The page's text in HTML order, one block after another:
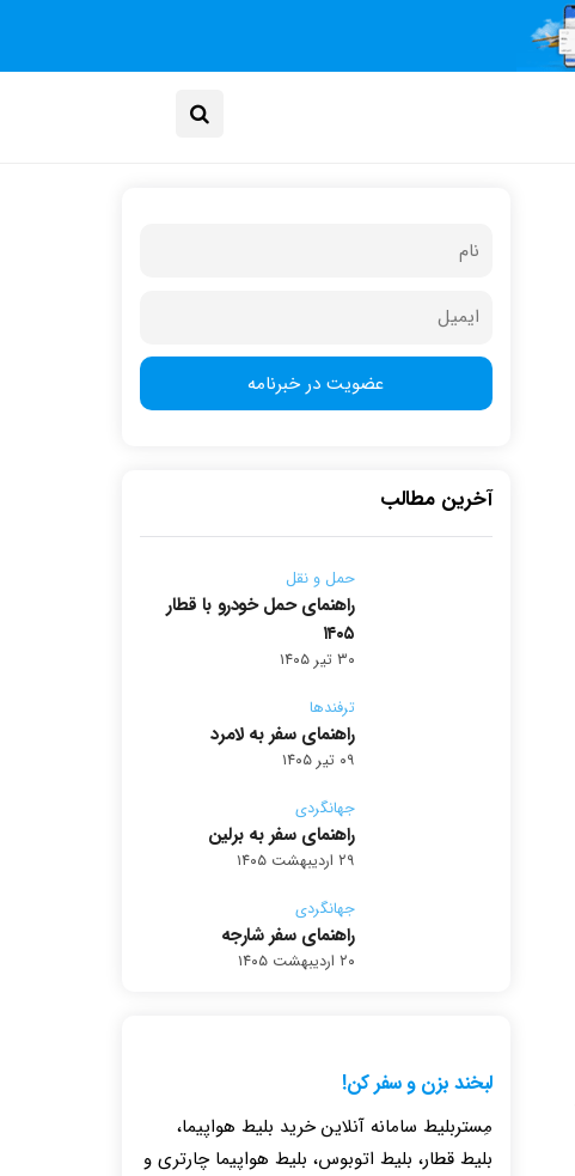
آخرین مطالب
حمل و نقل
راهنمای حمل خودرو با قطار
۱۴۰۵
۳۰ تیر ۱۴۰۵
ترفندها
راهنمای سفر به لامرد
۰۹ تیر ۱۴۰۵
جهانگردی
راهنمای سفر به برلین
۲۹ اردیبهشت ۱۴۰۵
جهانگردی
راهنمای سفر شارجه
۲۰ اردیبهشت ۱۴۰۵
لبخند بزن و سفر کن!
مِستربلیط سامانه آنلاین خرید بلیط هواپیما،
بلیط قطار، بلیط اتوبوس، بلیط هواپیما چارتری و